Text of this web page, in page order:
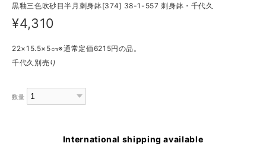
黒釉三色吹砂目半月刺身鉢[374] 38-1-557 刺身鉢・千代久
¥4,310
22×15.5×5㎝※通常定価6215円の品。
千代久別売り
数量
International shipping available